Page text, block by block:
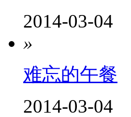
2014-03-04
»
难忘的午餐
2014-03-04